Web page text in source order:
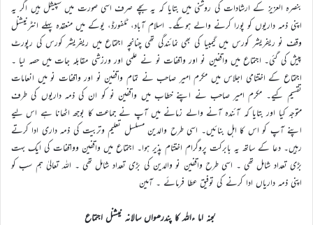
بنصرہ العزیز کے ارشادات کی روشنی میں بتایا کہ یہ بچے صرف اسی صورت میں سپیشل ہیں اگر یہ
اپنی ذمہ داریوں کو پورا کرنے والے ہوںگے۔ اسلام آباد، ٹلفورڈ، یوکے میں منعقدہ پہلے انٹرنیشنل
وقف نو ریفریشر کورس میں گیمبیا کی بھی نمائندگی تھی چنانچہ اجتماع میں ریفریشر کورس کی رپورٹ
پیش کی گئی۔ اجتماع میں واقفین نو اور واقفات نو نے علمی اور ورزشی مقابلہ جات میں حصہ لیا ۔
اجتماع کے اختتامی اجلاس میں مکرم امیر صاحب نے تمام واقفین نو اور واقفات نو میں انعامات
تقسیم کیے۔ مکرم امیر صاحب نے اپنے خطاب میں واقفین نو کو ان کی ذمہ داریوں کی طرف
متوجہ کیا اور بتایا کہ آئندہ آنے والے زمانے میں آپ نے جماعت کا بوجھ اٹھانا ہے اس لیے
اپنے آپ کو اس کا اہل بنائیں۔ اسی طرح والدین مسلسل تعلیم وتربیت کی ذمہ داری ادا کرتے
رہیں۔ دعا کے ساتھ یہ بابرکت پروگرام اختتام پذیر ہوا۔ اجتماع میں واقفین وواقفات کی ایک بہت
بڑی تعداد شامل تھی ۔ اسی طرح واقفین نو والدین کی بڑی تعداد شامل تھی ۔ اللہ تعالیٰ ہم سب کو
اپنی ذمہ داریاں ادا کرنے کی توفیق عطا فرمائے ۔ آمین
لجنہ اما ءاللہ کا پندرھواں سالانہ نیشنل اجتماع